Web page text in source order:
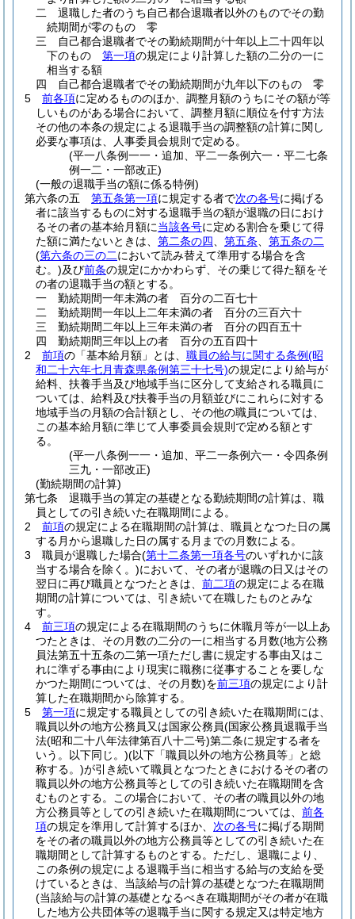
二
退職した者のうち自己都合退職者以外のものでその勤
続期間が零のもの 零
三
自己都合退職者でその勤続期間が十年以上二十四年以
下のもの 第一項の規定により計算した額の二分の一に
相当する額
四
自己都合退職者でその勤続期間が九年以下のもの 零
5
前各項に定めるもののほか、調整月額のうちにその額が等
しいものがある場合において、調整月額に順位を付す方法
その他の本条の規定による退職手当の調整額の計算に関し
必要な事項は、人事委員会規則で定める。
(平一八条例一一・追加、平二一条例六一・平二七条
例一二・一部改正)
(一般の退職手当の額に係る特例)
第六条の五
第五条第一項に規定する者で次の各号に掲げる
者に該当するものに対する退職手当の額が退職の日におけ
るその者の基本給月額に当該各号に定める割合を乗じて得
た額に満たないときは、 第二条の四 第五条
第五条の二
(第六条の三の二において読み替えて準用する場合を含
む。)及び前条の規定にかかわらず、その乗じて得た額をそ
の者の退職手当の額とする。
一
勤続期間一年未満の者 百分の二百七十
二
勤続期間一年以上二年未満の者 百分の三百六十
三
勤続期間二年以上三年未満の者 百分の四百五十
四
勤続期間三年以上の者 百分の五百四十
2
前項の「基本給月額」とは、 職員の給与に関する条例(昭
和二十六年七月青森県条例第三十七号)の規定により給与が
給料、扶養手当及び地域手当に区分して支給される職員に
ついては、給料及び扶養手当の月額並びにこれらに対する
地域手当の月額の合計額とし、その他の職員については、
この基本給月額に準じて人事委員会規則で定める額とす
る。
(平一八条例一一・追加、平二一条例六一・令四条例
三九・一部改正)
(勤続期間の計算)
第七条
退職手当の算定の基礎となる勤続期間の計算は、職
員としての引き続いた在職期間による。
2
前項の規定による在職期間の計算は、職員となつた日の属
する月から退職した日の属する月までの月数による。
3
職員が退職した場合(第十二条第一項各号のいずれかに該
当する場合を除く。)において、その者が退職の日又はその
翌日に再び職員となつたときは、 前二項の規定による在職
期間の計算については、引き続いて在職したものとみな
す。
4
前三項の規定による在職期間のうちに休職月等が一以上あ
つたときは、その月数の二分の一に相当する月数(地方公務
員法第五十五条の二第一項ただし書に規定する事由又はこ
れに準ずる事由により現実に職務に従事することを要しな
かつた期間については、その月数)を前三項の規定により計
算した在職期間から除算する。
5
第一項に規定する職員としての引き続いた在職期間には、
職員以外の地方公務員又は国家公務員(国家公務員退職手当
法(昭和二十八年法律第百八十二号)第二条に規定する者を
いう。以下同じ。)(以下「職員以外の地方公務員等」と総
称する。)が引き続いて職員となつたときにおけるその者の
職員以外の地方公務員等としての引き続いた在職期間を含
むものとする。
この場合において、その者の職員以外の地
方公務員等としての引き続いた在職期間については、 前各
項の規定を準用して計算するほか、 次の各号に掲げる期間
をその者の職員以外の地方公務員等としての引き続いた在
職期間として計算するものとする。 ただし、退職により、
この条例の規定による退職手当に相当する給与の支給を受
けているときは、当該給与の計算の基礎となつた在職期間
(当該給与の計算の基礎となるべき在職期間がその者が在職
した地方公共団体等の退職手当に関する規定又は特定地方